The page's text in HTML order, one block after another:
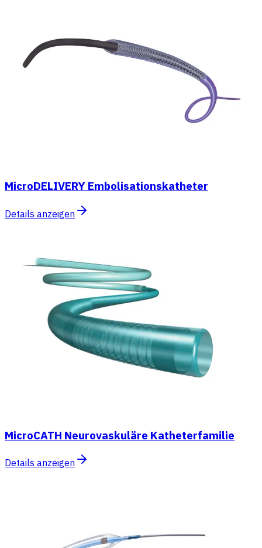
MicroDELIVERY Embolisationskatheter
Details anzeigen
MicroCATH Neurovaskuläre Katheterfamilie
Details anzeigen